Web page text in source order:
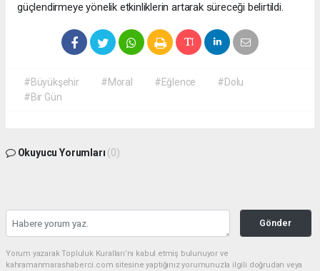
güçlendirmeye yönelik etkinliklerin artarak süreceği belirtildi.
#Büyükşehir #Moral #Eğlence
#Dolu
#Bir Gün
Okuyucu Yorumları (0)
Gönder
Yorum yazarak Topluluk Kuralları’nı kabul etmiş bulunuyor ve
kahramanmarashaberci.com sitesine yaptığınız yorumunuzla ilgili doğrudan veya